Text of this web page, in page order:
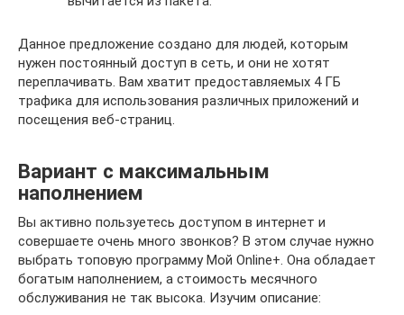
Данное предложение создано для людей, которым
нужен постоянный доступ в сеть, и они не хотят
переплачивать. Вам хватит предоставляемых 4 ГБ
трафика для использования различных приложений и
посещения веб-страниц.
Вариант с максимальным
наполнением
Вы активно пользуетесь доступом в интернет и
совершаете очень много звонков? В этом случае нужно
выбрать топовую программу Мой Online+. Она обладает
богатым наполнением, а стоимость месячного
обслуживания не так высока. Изучим описание: